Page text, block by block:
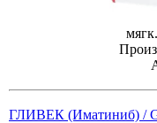
ГЛИВЕК (Иматиниб) /